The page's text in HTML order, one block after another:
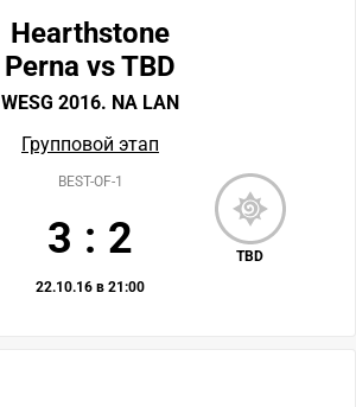
Hearthstone
Perna vs TBD
WESG 2016. NA LAN
Групповой этап
TBD
BEST-OF-1
3 : 2
22.10.16 в 21:00